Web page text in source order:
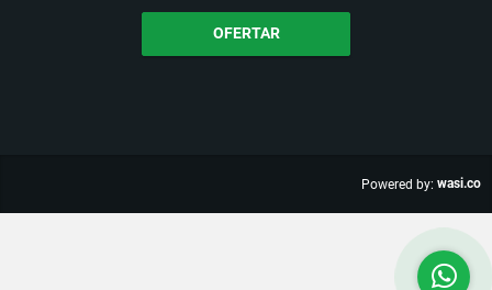
OFERTAR
Powered by: wasi.co